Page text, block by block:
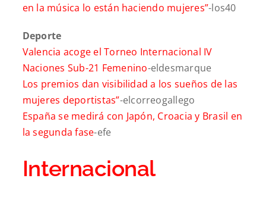
en la música lo están haciendo mujeres”-los40
Deporte
Valencia acoge el Torneo Internacional IV
Naciones Sub-21 Femenino-eldesmarque
Los premios dan visibilidad a los sueños de las
mujeres deportistas”-elcorreogallego
España se medirá con Japón, Croacia y Brasil en
la segunda fase-efe
Internacional